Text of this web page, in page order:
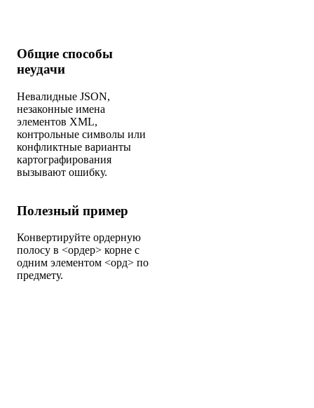
Общие способы
неудачи
Невалидные JSON,
незаконные имена
элементов XML,
контрольные символы или
конфликтные варианты
картографирования
вызывают ошибку.
Полезный пример
Конвертируйте ордерную
полосу в <ордер> корне с
одним элементом <орд> по
предмету.